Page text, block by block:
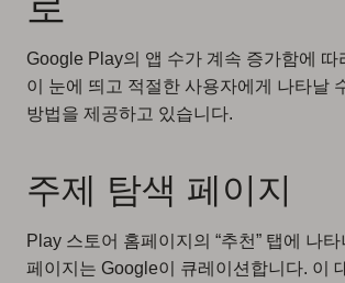
Google Play의 앱 수가 계속 증가함에 따
이 눈에 띄고 적절한 사용자에게 나타날
방법을 제공하고 있습니다.
주제 탐색 페이지
Play 스토어 홈페이지의 “추천” 탭에 나
페이지는 Google이 큐레이션합니다. 이